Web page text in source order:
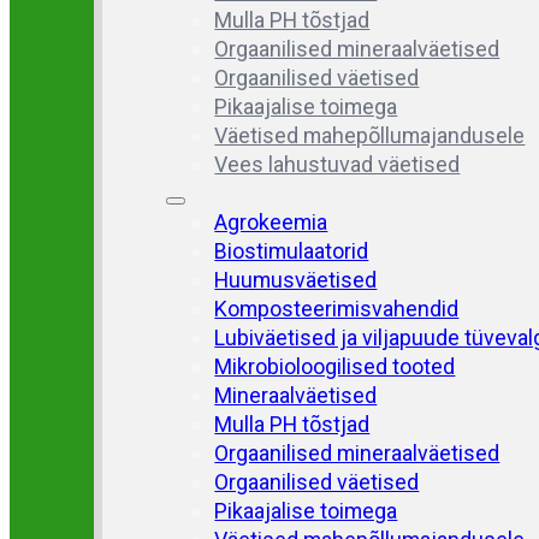
Mulla PH tõstjad
Orgaanilised mineraalväetised
Orgaanilised väetised
Pikaajalise toimega
Väetised mahepõllumajandusele
Vees lahustuvad väetised
Agrokeemia
Biostimulaatorid
Huumusväetised
Komposteerimisvahendid
Lubiväetised ja viljapuude
Mikrobioloogilised tooted
Mineraalväetised
Mulla PH tõstjad
Orgaanilised mineraalväetised
Orgaanilised väetised
Pikaajalise toimega